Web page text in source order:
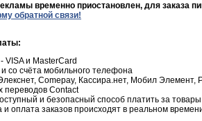
временно приостановлен, для заказа
обратной связи!
VISA и MasterCard
и со счёта мобильного телефона
Comepay, Кассира.нет, Мобил Элемент,
переводов Contact
и безопасный способ платить за товары
и оплата заказов происходят в реальном